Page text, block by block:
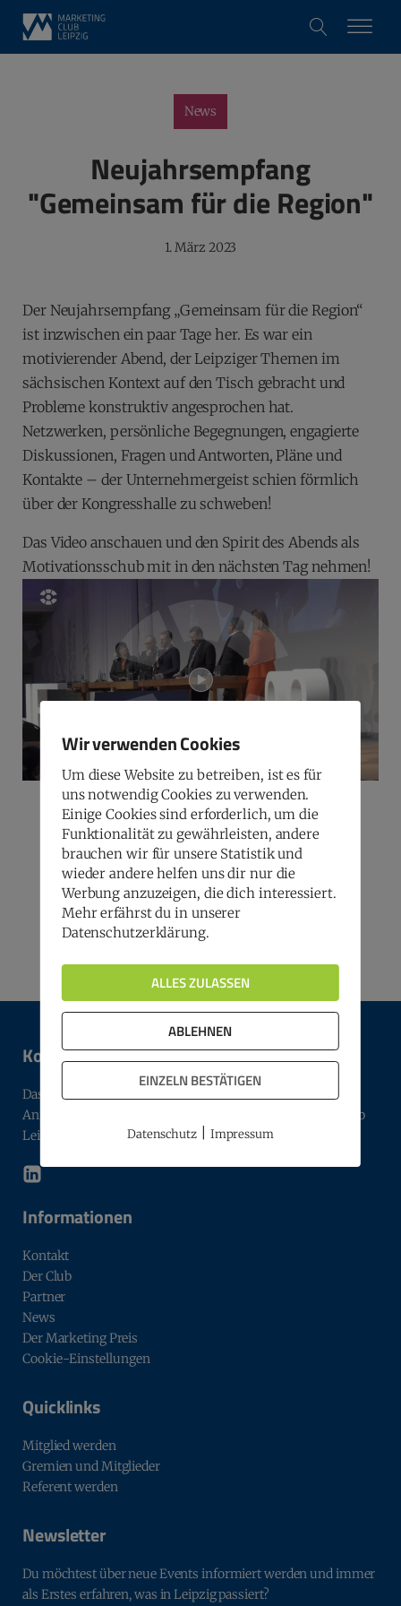
News
Neujahrsempfang
"Gemeinsam für die Region"
1. März 2023
Der Neujahrsempfang „Gemeinsam für die Region“
ist inzwischen ein paar Tage her. Es war ein
motivierender Abend, der Leipziger Themen im
sächsischen Kontext auf den Tisch gebracht und
Probleme konstruktiv angesprochen hat.
Netzwerken, persönliche Begegnungen, engagierte
Diskussionen, Fragen und Antworten, Pläne und
Kontakte – der Unternehmergeist schien förmlich
über der Kongresshalle zu schweben!
Das Video anschauen und den Spirit des Abends als
Motivationsschub mit in den nächsten Tag nehmen!
Zurück zur Übersicht
Beitrag teilen
Kontakt
Das Team der Geschäftsstelle steht gern für Fragen,
Anregungen und alle Themen rund um den Marketing Club
Leipzig per E-Mail (info@mc-leipzig.de) zur Verfügung.
Informationen
Kontakt
Der Club
Partner
News
Der Marketing Preis
Cookie-Einstellungen
Quicklinks
Mitglied werden
Gremien und Mitglieder
Referent werden
Newsletter
Du möchtest über neue Events informiert werden und immer
als Erstes erfahren, was in Leipzig passiert?
Wir verwenden Cookies
Um diese Website zu betreiben, ist es für
uns notwendig Cookies zu verwenden.
Einige Cookies sind erforderlich, um die
Funktionalität zu gewährleisten, andere
brauchen wir für unsere Statistik und
wieder andere helfen uns dir nur die
Werbung anzuzeigen, die dich interessiert.
Mehr erfährst du in unserer
Datenschutzerklärung.
ALLES ZULASSEN
ABLEHNEN
EINZELN BESTÄTIGEN
Datenschutz Impressum